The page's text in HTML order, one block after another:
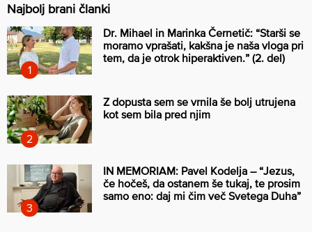
Najbolj brani članki
Dr. Mihael in Marinka Černetič: “Starši se
moramo vprašati, kakšna je naša vloga pri
tem, da je otrok hiperaktiven.” (2. del)
Z dopusta sem se vrnila še bolj utrujena
kot sem bila pred njim
IN MEMORIAM: Pavel Kodelja – “Jezus,
če hočeš, da ostanem še tukaj, te prosim
samo eno: daj mi čim več Svetega Duha”